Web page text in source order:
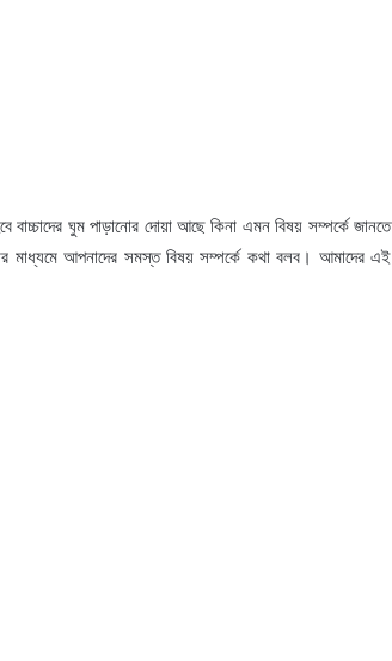
বাচ্চাদের ঘুম পাড়ানোর দোয়া আছে কিনা এমন বিষয় সম্পর্কে জানতে
আপনাদের সমস্ত বিষয় সম্পর্কে কথা বলব। আমাদের এই